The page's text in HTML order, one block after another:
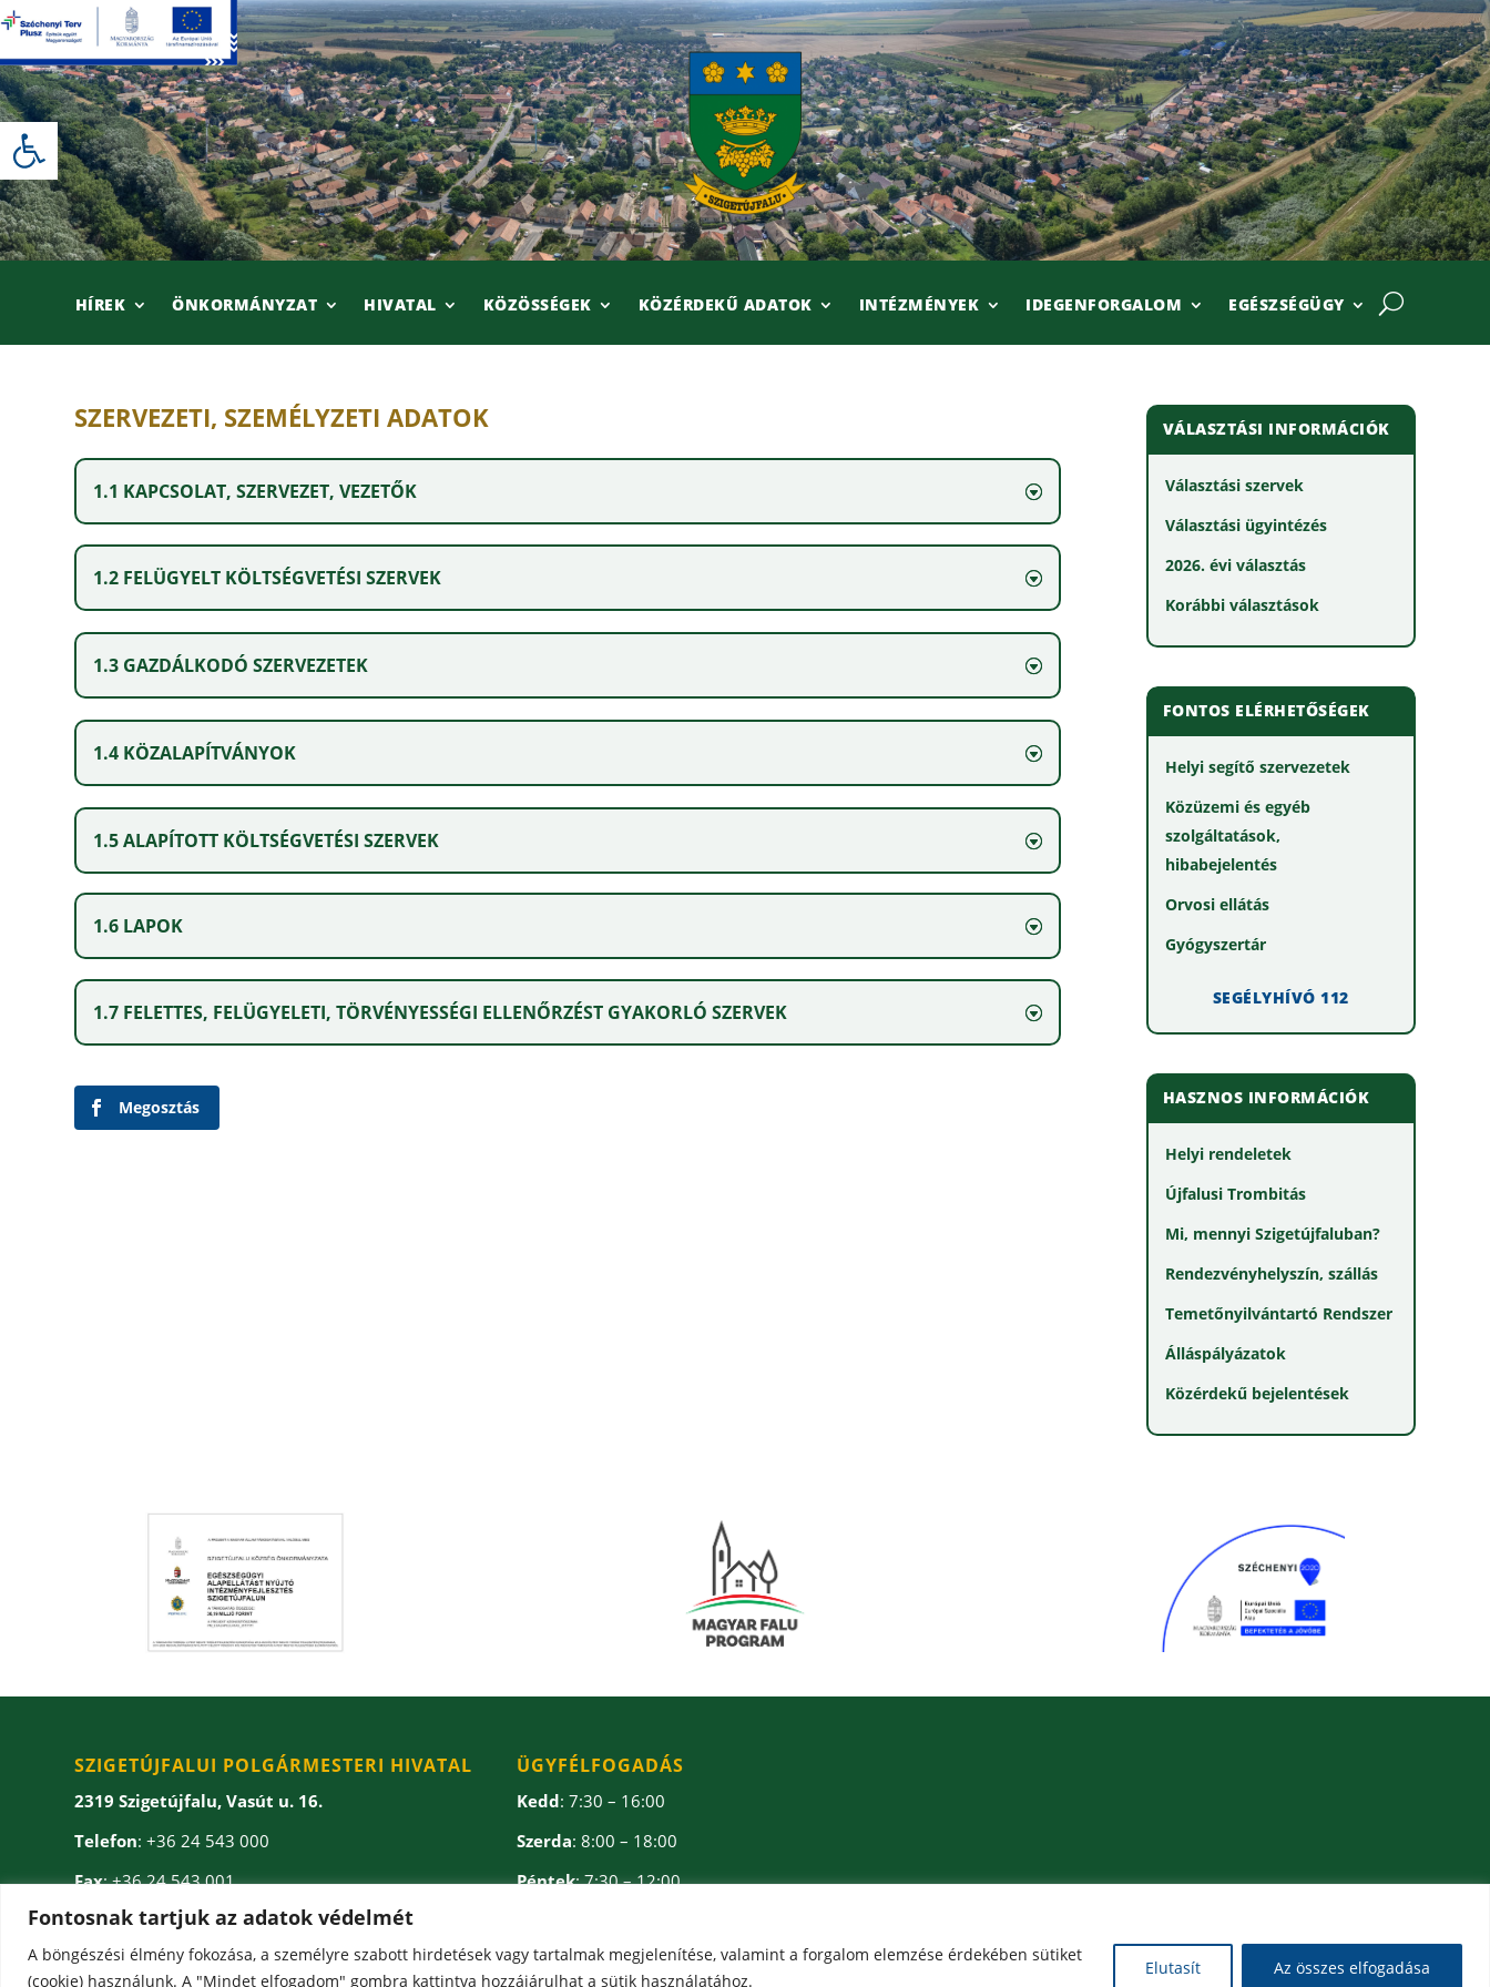
Skip
to
content
Eszköztár megnyitása
Fontosnak tartjuk az adatok védelmét
A böngészési élmény fokozása, a személyre szabott hirdetések vagy tartalmak megjelenítése, valamint a forgalom elemzése érdekében sütiket
(cookie) használunk. A "Mindet elfogadom" gombra kattintva hozzájárulhat a sütik használatához.
Elutasít Az összes elfogadása
HÍREK ÖNKORMÁNYZAT HIVATAL KÖZÖSSÉGEK KÖZÉRDEKŰ ADATOK INTÉZMÉNYEK IDEGENFORGALOM EGÉSZSÉGÜGY
SZERVEZETI, SZEMÉLYZETI ADATOK
1.1 KAPCSOLAT, SZERVEZET, VEZETŐK
1.2 FELÜGYELT KÖLTSÉGVETÉSI SZERVEK
1.3 GAZDÁLKODÓ SZERVEZETEK
1.4 KÖZALAPÍTVÁNYOK
1.5 ALAPÍTOTT KÖLTSÉGVETÉSI SZERVEK
1.6 LAPOK
1.7 FELETTES, FELÜGYELETI, TÖRVÉNYESSÉGI ELLENŐRZÉST GYAKORLÓ SZERVEK
Megosztás
VÁLASZTÁSI INFORMÁCIÓK
Választási szervek
Választási ügyintézés
2026. évi választás
Korábbi választások
FONTOS ELÉRHETŐSÉGEK
Helyi segítő szervezetek
Közüzemi és egyéb
szolgáltatások,
hibabejelentés
Orvosi ellátás
Gyógyszertár
SEGÉLYHÍVÓ 112
HASZNOS INFORMÁCIÓK
Helyi rendeletek
Újfalusi Trombitás
Mi, mennyi Szigetújfaluban?
Rendezvényhelyszín, szállás
Temetőnyilvántartó Rendszer
Álláspályázatok
Közérdekű bejelentések
SZIGETÚJFALUI POLGÁRMESTERI HIVATAL
2319 Szigetújfalu, Vasút u. 16.
Telefon: +36 24 543 000
Fax: +36 24 543 001
E-mail: onkormanyzat(kukac)szigetujfalu.hu

ÜGYFÉLFOGADÁS
Kedd: 7:30 – 16:00
Szerda: 8:00 – 18:00
Péntek: 7:30 – 12:00